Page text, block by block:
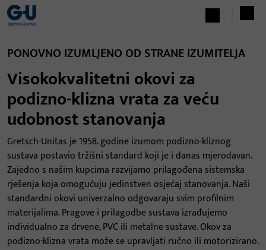
PONOVNO IZUMLJENO OD STRANE IZUMITELJA
Visokokvalitetni okovi za
podizno-klizna vrata za veću
udobnost stanovanja
Gretsch-Unitas je 1958. godine izumom podizno-kliznog
sustava postavio tržišni standard koji je i danas mjerodavan.
Zajedno s našim kupcima razvijamo prilagođena sistemska
rješenja koja omogućuju jedinstven osjećaj stanovanja. Naši
standardni okovi univerzalno odgovaraju svim profilnim
materijalima. Pragove i prilagodbe sustava izrađujemo
individualno za drvene, PVC ili metalne sustave. Okov za
podizno-klizna vrata može se upravljati ručno ili motorizirano.